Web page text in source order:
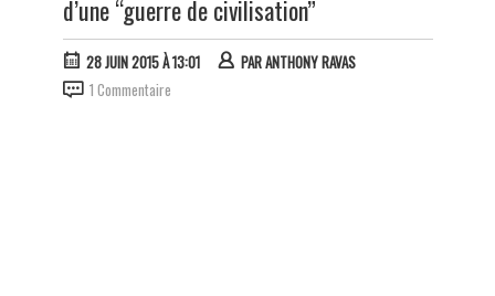
d’une “guerre de civilisation”
28 JUIN 2015 À 13:01 PARANTHONY RAVAS
1 Commentaire